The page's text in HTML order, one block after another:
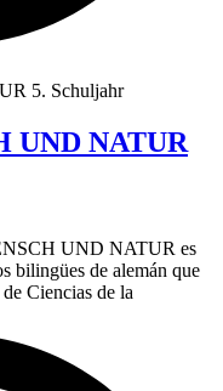
UND NATUR
UND NATUR es
bilingües de alemán que
Ciencias de la